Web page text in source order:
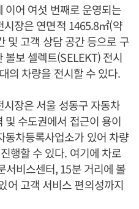
이어 여섯 번째로 운영되는
장은 연면적 1465.8㎡(약
및 고객 상담 공간 등으로 구
보 셀렉트(SELEKT) 전시
의 차량을 전시할 수 있다.
장은 서울 성동구 자동차
수도권에서 접근이 용이
차등록사업소가 있어 차량
행할 수 있다. 여기에 차로
서비스센터, 15분 거리에 볼
어 고객 서비스 편의성까지